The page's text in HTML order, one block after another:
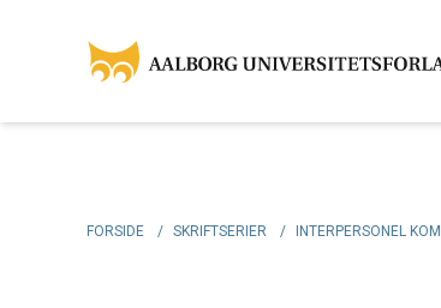
FORSIDE / SKRIFTSERIER / INTERPERSONEL